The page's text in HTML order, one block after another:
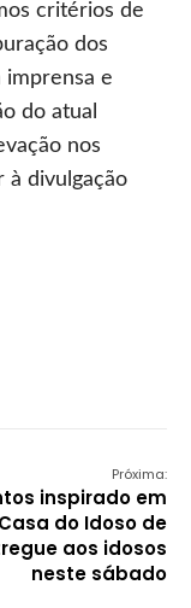
critérios de
dos
imprensa e
do atual
nos
à divulgação
Próxima:
inspirado em
do Idoso de
aos idosos
neste sábado